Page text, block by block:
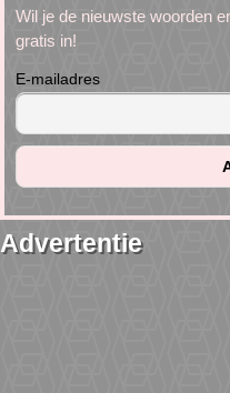
Wil je de nieuwste woorden
gratis in!
E-mailadres
Advertentie